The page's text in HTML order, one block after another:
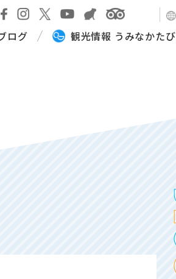
ログ 観光情報 うみなかたび